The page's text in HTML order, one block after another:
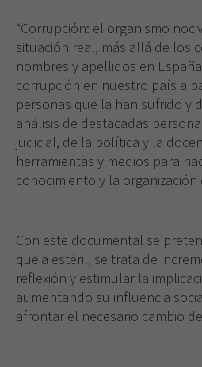
“Corrupción: el organismo
situación real, más allá de los
nombres y apellidos en
corrupción en nuestro país a
personas que la han sufrido y
análisis de destacadas
judicial, de la política y la
herramientas y medios para
conocimiento y la organización
Con este documental se
queja estéril, se trata de
reflexión y estimular la
aumentando su influencia
afrontar el necesario cambio